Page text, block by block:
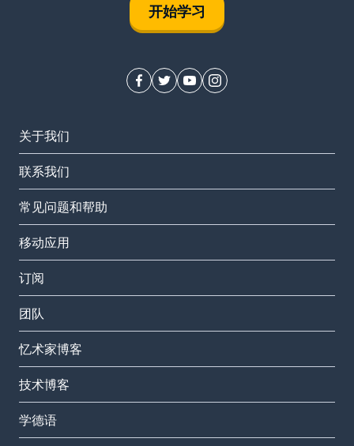
开始学习
关于我们
联系我们
常见问题和帮助
移动应用
订阅
团队
忆术家博客
技术博客
学德语